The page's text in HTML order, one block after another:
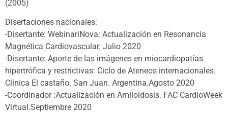
(2005)
Disertaciones nacionales:
-Disertante: WebinariNova: Actualización en Resonancia
Magnética Cardiovascular. Julio 2020
-Disertante: Aporte de las imágenes en miocardiopatías
hipertrófica y restrictivas: Ciclo de Ateneos internacionales.
Clínica El castaño. San Juan. Argentina.Agosto 2020
-Coordinador :Actualización en Amiloidosis. FAC CardioWeek
Virtual.Septiembre 2020